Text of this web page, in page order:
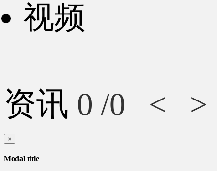
视频
资讯 0 /0 < >
×
Modal title